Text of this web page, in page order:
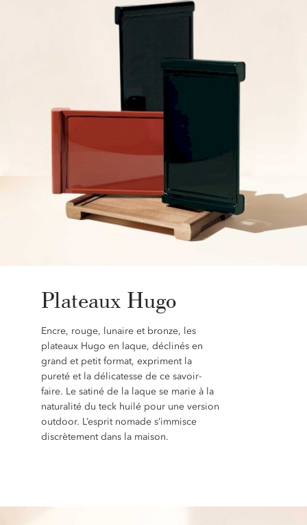
Plateaux Hugo
Encre, rouge, lunaire et bronze, les
plateaux Hugo en laque, déclinés en
grand et petit format, expriment la
pureté et la délicatesse de ce savoir-
faire. Le satiné de la laque se marie à la
naturalité du teck huilé pour une version
outdoor. L’esprit nomade s’immisce
discrètement dans la maison.